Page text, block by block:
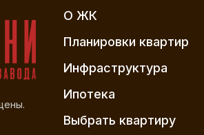
О ЖК
Планировки квартир
Инфраструктура
Ипотека
Выбрать квартиру